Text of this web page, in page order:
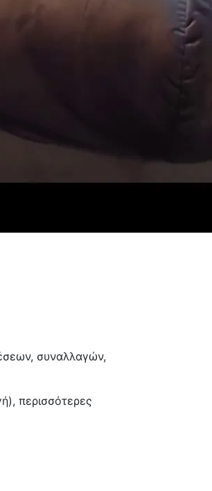
συναλλαγών,
περισσότερες